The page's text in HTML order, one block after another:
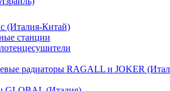
(Италия-Китай)
станции
радиаторы RAGALL и JOKER